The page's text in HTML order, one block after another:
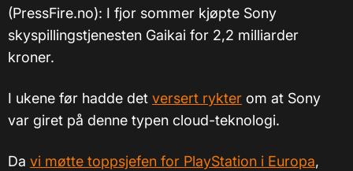
(PressFire.no): I fjor sommer kjøpte Sony
skyspillingstjenesten Gaikai for 2,2 milliarder
kroner.
I ukene før hadde det versert rykter om at Sony
var giret på denne typen cloud-teknologi.
Da vi møtte toppsjefen for PlayStation i Europa,